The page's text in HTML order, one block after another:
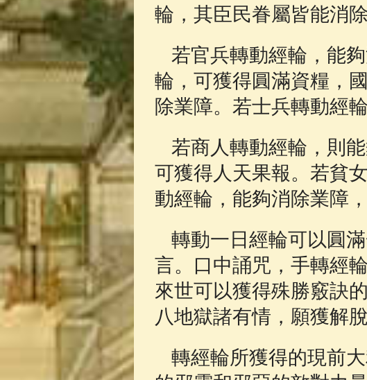
輪，其臣民眷屬皆能消除
若官兵轉動經輪，能
輪，可獲得圓滿資糧，
除業障。若士兵轉動經
若商人轉動經輪，則
可獲得人天果報。若貧
動經輪，能夠消除業障，
轉動一日經輪可以圓
言。口中誦咒，手轉經
來世可以獲得殊勝竅訣
八地獄諸有情，願獲解
轉經輪所獲得的現前